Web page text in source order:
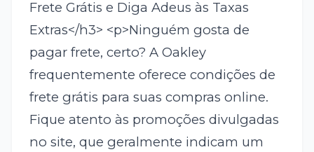
Frete Grátis e Diga Adeus às Taxas
Extras</h3> <p>Ninguém gosta de
pagar frete, certo? A Oakley
frequentemente oferece condições de
frete grátis para suas compras online.
Fique atento às promoções divulgadas
no site, que geralmente indicam um